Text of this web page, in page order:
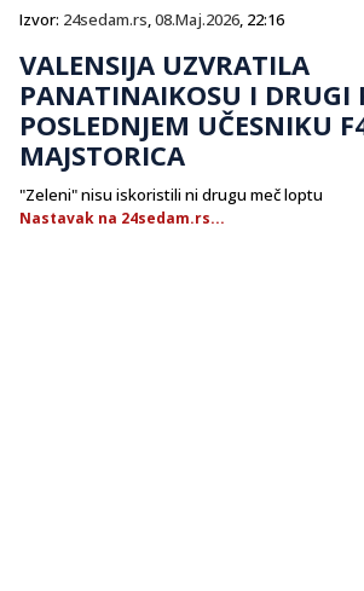
Izvor: 24sedam.rs,08.Maj.2026, 22:16
VALENSIJA UZVRATILA
PANATINAIKOSU I DRUGI
POSLEDNJEM UČESNIKU
MAJSTORICA
"Zeleni" nisu iskoristili ni drugu meč loptu
Nastavak na 24sedam.rs...